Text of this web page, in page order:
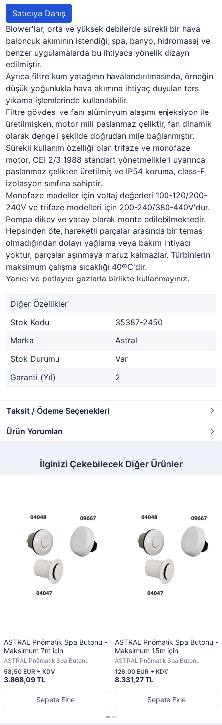
Satıcıya Danış
Blower'lar, orta ve yüksek debilerde sürekli bir hava
baloncuk akımının istendiği; spa, banyo, hidromasaj ve
benzer uygulamalarda bu ihtiyaca yönelik dizayn
edilmiştir.
Ayrıca filtre kum yatağının havalandırılmasında, örneğin
düşük yoğunlukla hava akımına ihtiyaç duyulan ters
yıkama işlemlerinde kullanılabilir.
Filtre gövdesi ve fanı alüminyum alaşımı enjeksiyon ile
üretilmişken, motor mili paslanmaz çeliktir, fan dinamik
olarak dengeli şekilde doğrudan mile bağlanmıştır.
Sürekli kullanım özelliği olan trifaze ve monofaze
motor, CEI 2/3 1988 standart yönetmelikleri uyarınca
paslanmaz çelikten üretilmiş ve IP54 koruma, class-F
izolasyon sınıfına sahiptir.
Monofaze modeller için voltaj değerleri 100-120/200-
240V ve trifaze modelleri için 200-240/380-440V'dur.
Pompa dikey ve yatay olarak monte edilebilmektedir.
Hepsinden öte, hareketli parçalar arasında bir temas
olmadığından dolayı yağlama veya bakım ihtiyacı
yoktur, parçalar aşınmaya maruz kalmazlar. Türbinlerin
maksimum çalışma sıcaklığı 40®C'dir.
Yanıcı ve patlayıcı gazlarla birlikte kullanmayınız.
Diğer Özellikler
Stok Kodu
35387-2450
Marka
Astral
Stok Durumu
Var
Garanti (Yıl)
2
Taksit / Ödeme Seçenekleri
Ürün Yorumları
İlginizi Çekebilecek Diğer Ürünler
ASTRAL Pnömatik Spa Butonu -
Maksimum 7m için
ASTRAL Pnömatik Spa Butonu
3.868,09 TL
58,50 EUR + KDV
Sepete Ekle
ASTRAL Pnömatik Spa Butonu -
Maksimum 15m için
ASTRAL Pnömatik Spa Butonu
8.331,27 TL
126,00 EUR + KDV
Sepete Ekle